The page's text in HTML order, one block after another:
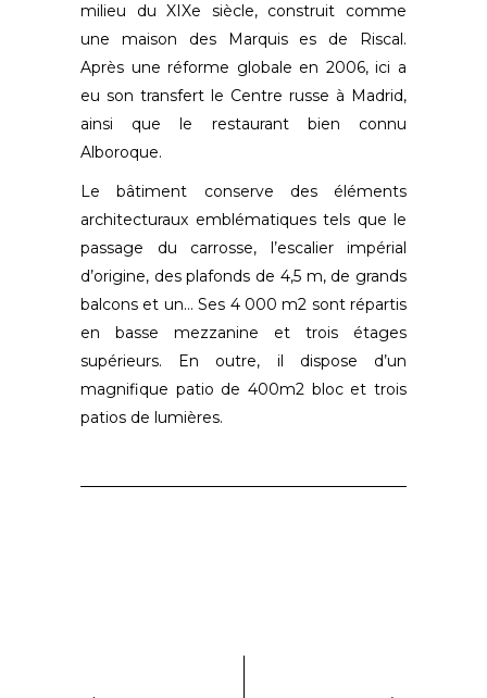
milieu du XIXe siècle, construit comme
une maison des Marquis es de Riscal.
Après une réforme globale en 2006, ici a
eu son transfert le Centre russe à Madrid,
ainsi que le restaurant bien connu
Alboroque.
Le bâtiment conserve des éléments
architecturaux emblématiques tels que le
passage du carrosse, l’escalier impérial
d’origine, des plafonds de 4,5 m, de grands
balcons et un… Ses 4 000 m2 sont répartis
en basse mezzanine et trois étages
supérieurs. En outre, il dispose d’un
magnifique patio de 400m2 bloc et trois
patios de lumières.